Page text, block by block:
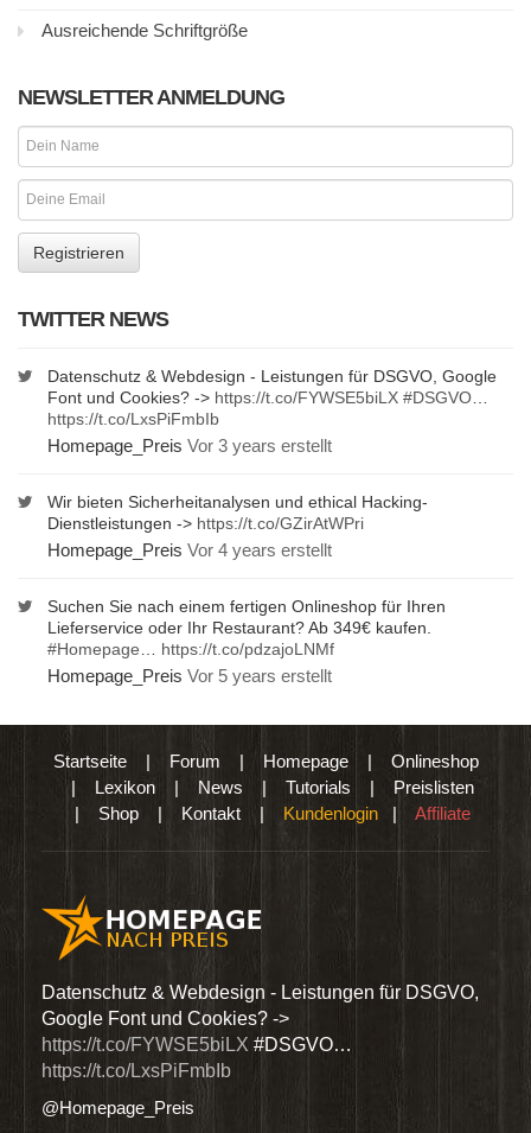
Ausreichende Schriftgröße
NEWSLETTER ANMELDUNG
TWITTER NEWS
Datenschutz & Webdesign - Leistungen für DSGVO, Google
Font und Cookies? -> https://t.co/FYWSE5biLX #DSGVO
https://t.co/LxsPiFmbIb
Homepage_Preis Vor 3 years erstellt
Wir bieten Sicherheitanalysen und ethical Hacking-
Dienstleistungen -> https://t.co/GZirAtWPri
Homepage_Preis Vor 4 years erstellt
Suchen Sie nach einem fertigen Onlineshop für Ihren
Lieferservice oder Ihr Restaurant? Ab 349€ kaufen.
#Homepage
https://t.co/pdzajoLNMf
Homepage_Preis Vor 5 years erstellt
Startseite| Forum | Homepage| Onlineshop
| Lexikon | News | Tutorials | Preislisten
| Shop | Kontakt | Kundenlogin | Affiliate
Datenschutz & Webdesign - Leistungen für DSGVO,
Google Font und Cookies? ->
https://t.co/FYWSE5biLX #DSGVO…
https://t.co/LxsPiFmbIb
@Homepage_Preis